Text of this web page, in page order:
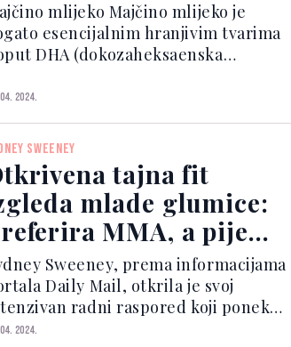
mlijeko Majčino mlijeko je
esencijalnim hranjivim tvarima
DHA (dokozaheksaenska
DHA se nalazi u posebnim
za dojenčad, ali najbolji
ostaje majčino mlijeko. P...
2024.
SWEENEY
tajna fit
mlade glumice:
MMA, a pije
vodu
Sweeney, prema informacijama
Daily Mail, otkrila je svoj
radni raspored koji ponekad
i do 12 sati dnevno, sedam dana
2024.